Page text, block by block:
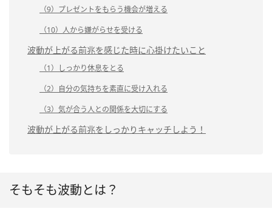
（9）プレゼントをもらう機会が増える
（10）人から嫌がらせを受ける
波動が上がる前兆を感じた時に心掛けたいこと
（1）しっかり休息をとる
（2）自分の気持ちを素直に受け入れる
（3）気が合う人との関係を大切にする
波動が上がる前兆をしっかりキャッチしよう！
そもそも波動とは？